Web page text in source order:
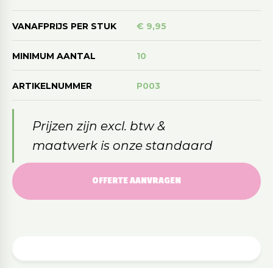
VANAFPRIJS PER STUK € 9,95
MINIMUM AANTAL 10
ARTIKELNUMMER P003
Prijzen zijn excl. btw &
maatwerk is onze standaard
OFFERTE AANVRAGEN